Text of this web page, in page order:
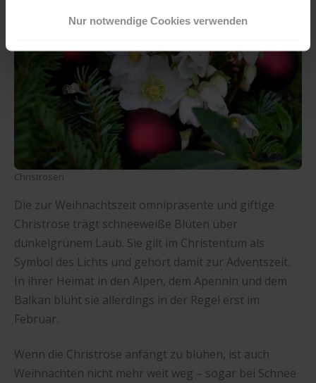
das Funktionieren unserer Seite zwingend erforderlich
Sind Sie über 16? Dann willigen Sie mit „Annehmen“ in
die Nutzung aller Cookies ein – und schon gehts weiter.
Nur notwendige Cookies verwenden
Christrosen
Die zur Weihnachtszeit omnipräsente und giftige
Christrose trägt schneeweiße Blüten über
dunkelgrünem Laub. Sie gilt im Christentum als
Symbol des Lichts und gehört damit zur Adventszeit.
In ihrer Heimat in den Alpen, dem Apennin und dem
Balkan blüht sie allerdings in der Regel erst im
Februar.
Wenn die Christrose anfängt zu blühen, ist auch
Weihnachten nicht mehr weit weg – sogar bei Schnee